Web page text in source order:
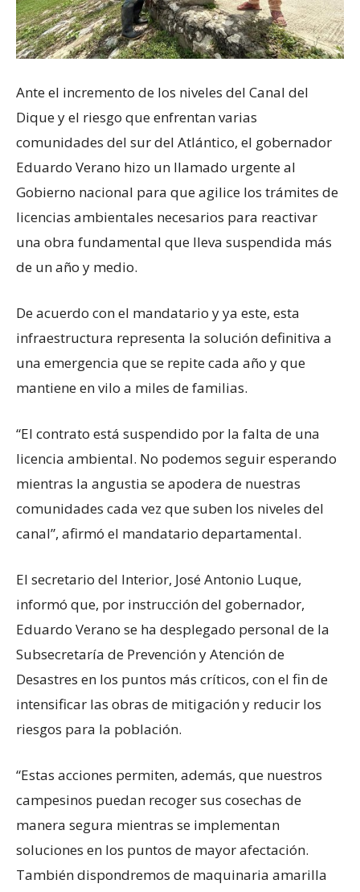
Ante el incremento de los niveles del Canal del
Dique y el riesgo que enfrentan varias
comunidades del sur del Atlántico, el gobernador
Eduardo Verano hizo un llamado urgente al
Gobierno nacional para que agilice los trámites de
licencias ambientales necesarios para reactivar
una obra fundamental que lleva suspendida más
de un año y medio.
De acuerdo con el mandatario y ya este, esta
infraestructura representa la solución definitiva a
una emergencia que se repite cada año y que
mantiene en vilo a miles de familias.
“El contrato está suspendido por la falta de una
licencia ambiental. No podemos seguir esperando
mientras la angustia se apodera de nuestras
comunidades cada vez que suben los niveles del
canal”, afirmó el mandatario departamental.
El secretario del Interior, José Antonio Luque,
informó que, por instrucción del gobernador,
Eduardo Verano se ha desplegado personal de la
Subsecretaría de Prevención y Atención de
Desastres en los puntos más críticos, con el fin de
intensificar las obras de mitigación y reducir los
riesgos para la población.
“Estas acciones permiten, además, que nuestros
campesinos puedan recoger sus cosechas de
manera segura mientras se implementan
soluciones en los puntos de mayor afectación.
También dispondremos de maquinaria amarilla